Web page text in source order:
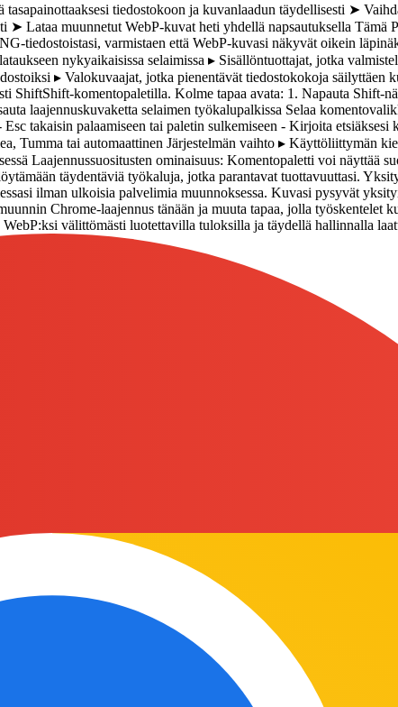
tiedostokoon ja kuvanlaadun täydellisesti ➤
Lataa muunnetut WebP-kuvat heti yhdellä napsautuksella Tämä
tiedostoistasi, varmistaen että WebP-kuvasi näkyvät oikein
nykyaikaisissa selaimissa ▸ Sisällöntuottajat, jotka
▸ Valokuvaajat, jotka pienentävät tiedostokokoja säilyttäen
komentopaletilla. Kolme tapaa avata: 1. Napauta Shift-
laajennuskuvaketta selaimen työkalupalkissa Selaa
takaisin palaamiseen tai paletin sulkemiseen - Kirjoita etsiäksesi
Tumma tai automaattinen Järjestelmän vaihto ▸ Käyttöliittymän
Laajennussuositusten ominaisuus: Komentopaletti voi näyttää
täydentäviä työkaluja, jotka parantavat tuottavuuttasi.
ilman ulkoisia palvelimia muunnoksessa. Kuvasi pysyvät
Chrome-laajennus tänään ja muuta tapaa, jolla työskentelet
välittömästi luotettavilla tuloksilla ja täydellä hallinnalla